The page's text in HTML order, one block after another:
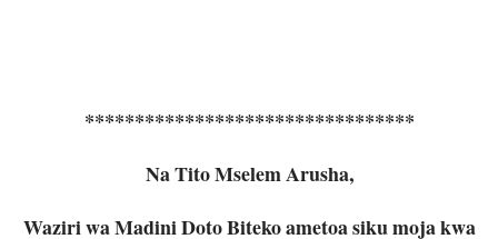
*********************************
Na Tito Mselem Arusha,
Waziri wa Madini Doto Biteko ametoa siku moja kwa